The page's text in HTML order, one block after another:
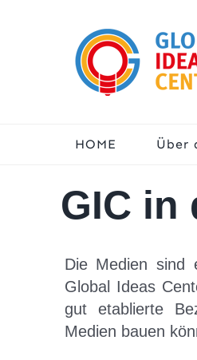
HOME Über
GIC in
Die Medien sind
Global Ideas
gut etablierte
Medien bauen